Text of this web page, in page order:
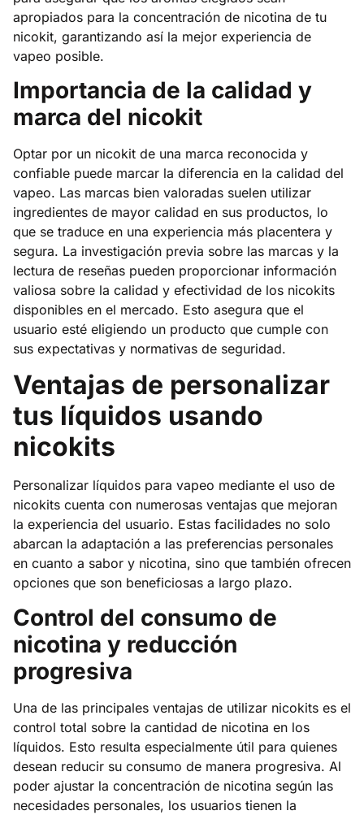
apropiados para la concentración de nicotina de tu
nicokit, garantizando así la mejor experiencia de
vapeo posible.
Importancia de la calidad y
marca del nicokit
Optar por un nicokit de una marca reconocida y
confiable puede marcar la diferencia en la calidad del
vapeo. Las marcas bien valoradas suelen utilizar
ingredientes de mayor calidad en sus productos, lo
que se traduce en una experiencia más placentera y
segura. La investigación previa sobre las marcas y la
lectura de reseñas pueden proporcionar información
valiosa sobre la calidad y efectividad de los nicokits
disponibles en el mercado. Esto asegura que el
usuario esté eligiendo un producto que cumple con
sus expectativas y normativas de seguridad.
Ventajas de personalizar
tus líquidos usando
nicokits
Personalizar líquidos para vapeo mediante el uso de
nicokits cuenta con numerosas ventajas que mejoran
la experiencia del usuario. Estas facilidades no solo
abarcan la adaptación a las preferencias personales
en cuanto a sabor y nicotina, sino que también ofrecen
opciones que son beneficiosas a largo plazo.
Control del consumo de
nicotina y reducción
progresiva
Una de las principales ventajas de utilizar nicokits es el
control total sobre la cantidad de nicotina en los
líquidos. Esto resulta especialmente útil para quienes
desean reducir su consumo de manera progresiva. Al
poder ajustar la concentración de nicotina según las
necesidades personales, los usuarios tienen la